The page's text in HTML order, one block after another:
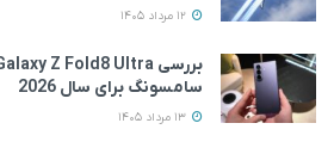
سامسونگ برای سال 2026